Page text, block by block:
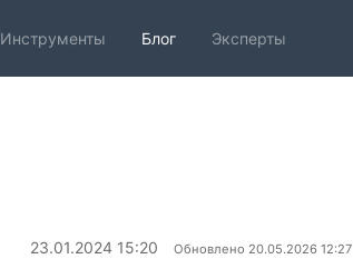
Инструменты Блог Эксперты
23.01.2024 15:20 Обновлено 20.05.2026 12:27